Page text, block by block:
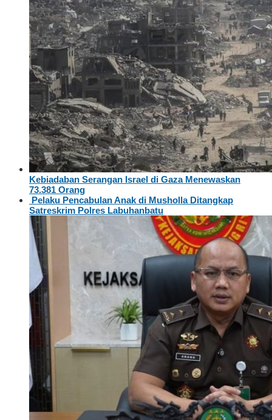
Kebiadaban Serangan Israel di Gaza Menewaskan
73.381 Orang
Pelaku Pencabulan Anak di Musholla Ditangkap
Satreskrim Polres Labuhanbatu